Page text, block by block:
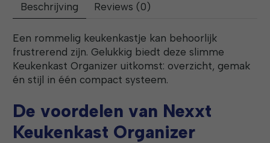
Beschrijving Reviews (0)
Een rommelig keukenkastje kan behoorlijk
frustrerend zijn. Gelukkig biedt deze slimme
Keukenkast Organizer uitkomst: overzicht, gemak
én stijl in één compact systeem.
De voordelen van Nexxt
Keukenkast Organizer